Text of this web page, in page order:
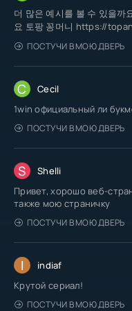
더 많은 예시를 볼 수 있을까
요 토팡 꽁머니 https://
ПОСТУЧИ В МОЮ ДВЕРЬ
C Cecil
1win официальный ли
ПОСТУЧИ В МОЮ ДВЕРЬ
S Shelli
Привет, хорошо веб-
также мою страничку
ПОСТУЧИ В МОЮ ДВЕРЬ
I indiaf
Крутой сериал!
ПОСТУЧИ В МОЮ ДВЕРЬ